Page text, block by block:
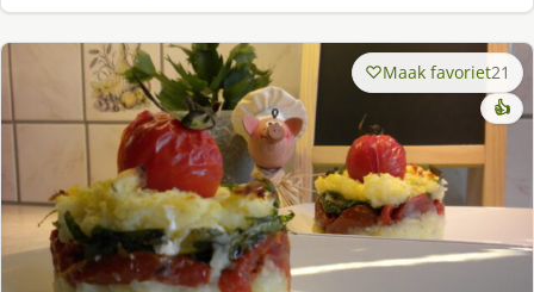
Maak favoriet21
👍